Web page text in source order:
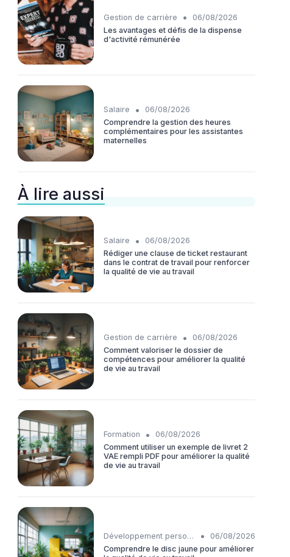
Gestion de carrière •
06/08/2026
Les avantages et défis de la dispense
d'activité rémunérée
Salaire •
06/08/2026
Comprendre la gestion des heures
complémentaires pour les assistantes
maternelles
À lire aussi
Salaire •
06/08/2026
Rédiger une clause de ticket restaurant
dans le contrat de travail pour renforcer
la qualité de vie au travail
Gestion de carrière •
06/08/2026
Comment valoriser le dossier de
compétences pour améliorer la qualité
de vie au travail
Formation •
06/08/2026
Comment utiliser un exemple de livret 2
VAE rempli PDF pour améliorer la qualité
de vie au travail
Développement personnel •
06/08/2026
Comprendre le disc jaune pour améliorer